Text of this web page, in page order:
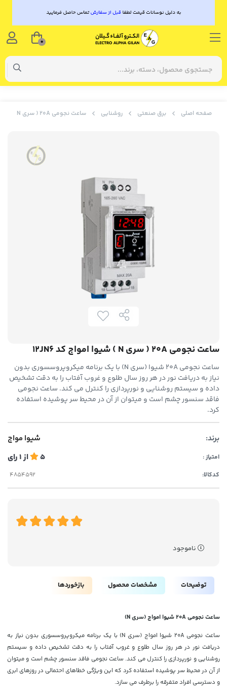
صفحه اصلی برق صنعتی روشنایی ساعت نجومی 20A ( سری N ) شیوا امواج کد 12JN6
ساعت نجومی 20A ( سری N ) شیوا امواج کد 12JN6
ساعت نجومی 20A شیوا (سری N) با یک برنامه میکروپروسسوری بدون
نیاز به دریافت نور در هر روز سال طلوع و غروب آفتاب را به دقت تشخیص
داده و سیستم روشنایی و نورپردازی را کنترل می کند. ساعت نجومی
فاقد سنسور چشم است و میتوان از آن در محیط سر پوشیده استفاده
کرد.
برند: شیوا مواج
امتیاز : 5 از1رای
کدکالا:
ناموجود
توضیحات مشخصات محصول بازخوردها
ساعت نجومی 20A شیوا امواج (سری N)
ساعت نجومی 20A شیوا امواج (سری N) با یک برنامه میکروپروسسوری بدون نیاز به
دریافت نور در هر روز سال طلوع و غروب آفتاب را به دقت تشخیص داده و سیستم
روشنایی و نورپردازی را کنترل می کند. ساعت نجومی فاقد سنسور چشم است و میتوان
از آن در محیط سر پوشیده استفاده کرد که این ویژگی خطاهای احتمالی در روزهای ابری
و دسترسی افراد متفرقه را برطرف می سازد.
0